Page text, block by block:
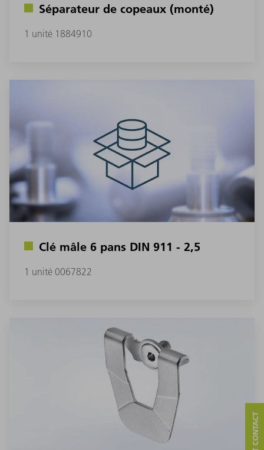
Séparateur de copeaux (monté)
1 unité 1884910
Clé mâle 6 pans DIN 911 - 2,5
1 unité 0067822